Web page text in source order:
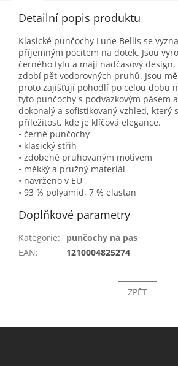
Detailní popis produktu
Klasické punčochy Lune Bellis se
příjemným pocitem na dotek. Jsou
černého tylu a mají nadčasový
zdobí pět vodorovných pruhů. Jsou
proto zajišťují pohodlí po celou dobu
tyto punčochy s podvazkovým pásem
dokonalý a sofistikovaný vzhled, který
příležitost, kde je klíčová elegance.
• černé punčochy
• klasický střih
• zdobené pruhovaným motivem
• měkký a pružný materiál
• navrženo v EU
• 93 % polyamid, 7 % elastan
Doplňkové parametry
Kategorie:
punčochy na pas
EAN: 1210004825274
ZPĚT